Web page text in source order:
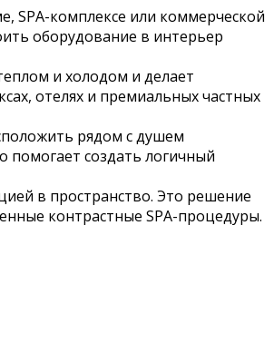
SPA-комплексе или коммерческой
оборудование в интерьер
и холодом и делает
отелях и премиальных частных
рядом с душем
помогает создать логичный
в пространство. Это решение
контрастные SPA-процедуры.